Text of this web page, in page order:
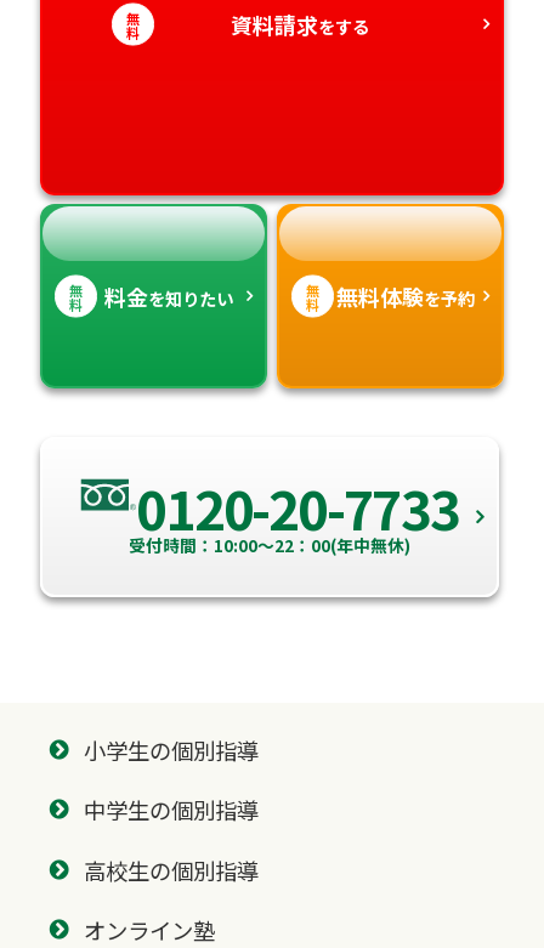
愛知県
香川県
宮崎県
無
料 資料請求をする
無
料 料金を知りたい 無
料 無料体験を予約
0120-20-7733
受付時間：10:00～22：00(年中無休)
小学生の個別指導
中学生の個別指導
高校生の個別指導
オンライン塾